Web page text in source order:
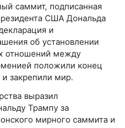
саммит, подписанная
США Дональда
и
об установлении
отношений между
положили конец
и закрепили мир.
выразил
Трампу за
мирного саммита и